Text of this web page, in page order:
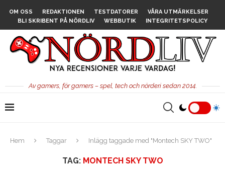
OM OSS REDAKTIONEN TESTDATORER
VÅRA UTMÄRKELSER
BLI SKRIBENT PÅ NÖRDLIV
WEBBUTIK INTEGRITETSPOLICY
Av gamers, för gamers – spel, tech och nörderi sedan 2014.
Hem Taggar Inlägg taggade med "Montech SKY TWO"
TAG: MONTECH SKY TWO